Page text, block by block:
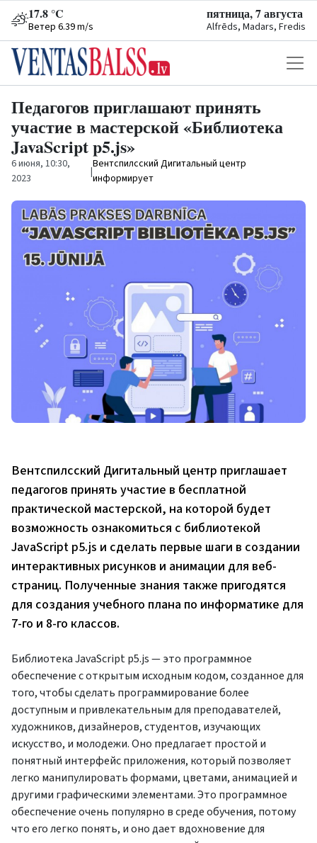
17.8 °C
Ветер 6.39 m/s
пятница, 7 августа
Alfrēds, Madars, Fredis
Педагогов приглашают принять
участие в мастерской «Библиотека
JavaScript p5.js»
6 июня, 10:30,
2023
|
Вентспилсский Дигитальный центр
информирует
Вентспилсский Дигитальный центр приглашает
педагогов принять участие в бесплатной
практической мастерской, на которой будет
возможность ознакомиться с библиотекой
JavaScript p5.js и сделать первые шаги в создании
интерактивных рисунков и анимации для веб-
страниц. Полученные знания также пригодятся
для создания учебного плана по информатике для
7-го и 8-го классов.
Библиотека JavaScript p5.js — это программное
обеспечение с открытым исходным кодом, созданное для
того, чтобы сделать программирование более
доступным и привлекательным для преподавателей,
художников, дизайнеров, студентов, изучающих
искусство, и молодежи. Оно предлагает простой и
понятный интерфейс приложения, который позволяет
легко манипулировать формами, цветами, анимацией и
другими графическими элементами. Это программное
обеспечение очень популярно в среде обучения, потому
что его легко понять, и оно дает вдохновение для